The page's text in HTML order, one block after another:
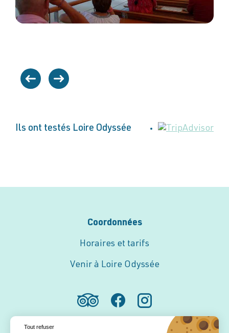
Ils ont testés Loire Odyssée
Coordonnées
Horaires et tarifs
Venir à Loire Odyssée
Tout refuser